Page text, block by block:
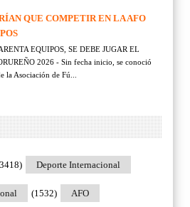
QUE COMPETIR EN LA AFO
EQUIPOS, SE DEBE JUGAR EL
2026 - Sin fecha inicio, se conoció
la Asociación de Fú...
Deporte Internacional
AFO
(1532)